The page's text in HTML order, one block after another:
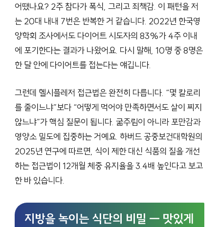
어땠나요? 2주 참다가 폭식, 그리고 죄책감. 이 패턴을 저
는 20대 내내 7번은 반복한 거 같습니다. 2022년 한국영
양학회 조사에서도 다이어트 시도자의 83%가 4주 이내
에 포기한다는 결과가 나왔어요. 다시 말해, 10명 중 8명은
한 달 안에 다이어트를 접는다는 얘깁니다.
그런데 헬시플레저 접근법은 완전히 다릅니다. “몇 칼로리
를 줄이느냐”보다 “어떻게 먹어야 만족하면서도 살이 찌지
않느냐”가 핵심 질문이 됩니다. 굶주림이 아니라 포만감과
영양소 밀도에 집중하는 거예요. 하버드 공중보건대학원의
2025년 연구에 따르면, 식이 제한 대신 식품의 질을 개선
하는 접근법이 12개월 체중 유지율을 3.4배 높인다고 보고
한 바 있습니다.
지방을 녹이는 식단의 비밀 — 맛있게